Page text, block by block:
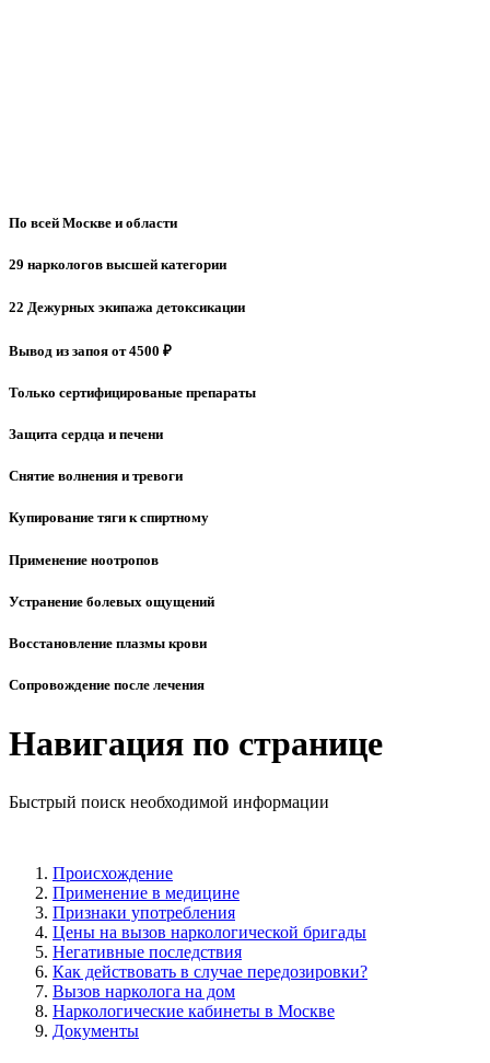
По всей Москве и области
29 наркологов высшей категории
22 Дежурных экипажа детоксикации
Вывод из запоя от 4500 ₽
Только сертифицированые препараты
Защита сердца и печени
Снятие волнения и тревоги
Купирование тяги к спиртному
Применение ноотропов
Устранение болевых ощущений
Восстановление плазмы крови
Сопровождение после лечения
Навигация по странице
Быстрый поиск необходимой информации
Происхождение
Применение в медицине
Признаки употребления
Цены на вызов наркологической бригады
Негативные последствия
Как действовать в случае передозировки?
Вызов нарколога на дом
Наркологические кабинеты в Москве
Документы